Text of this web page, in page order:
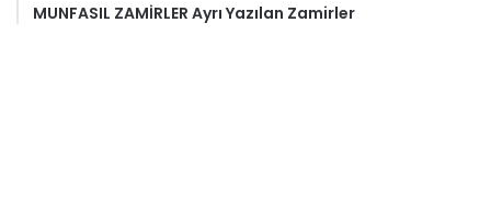
MUNFASIL ZAMİRLER Ayrı Yazılan Zamirler